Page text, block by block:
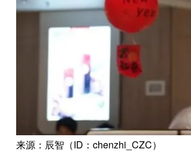
来源：辰智（ID：chenzhi_CZC）